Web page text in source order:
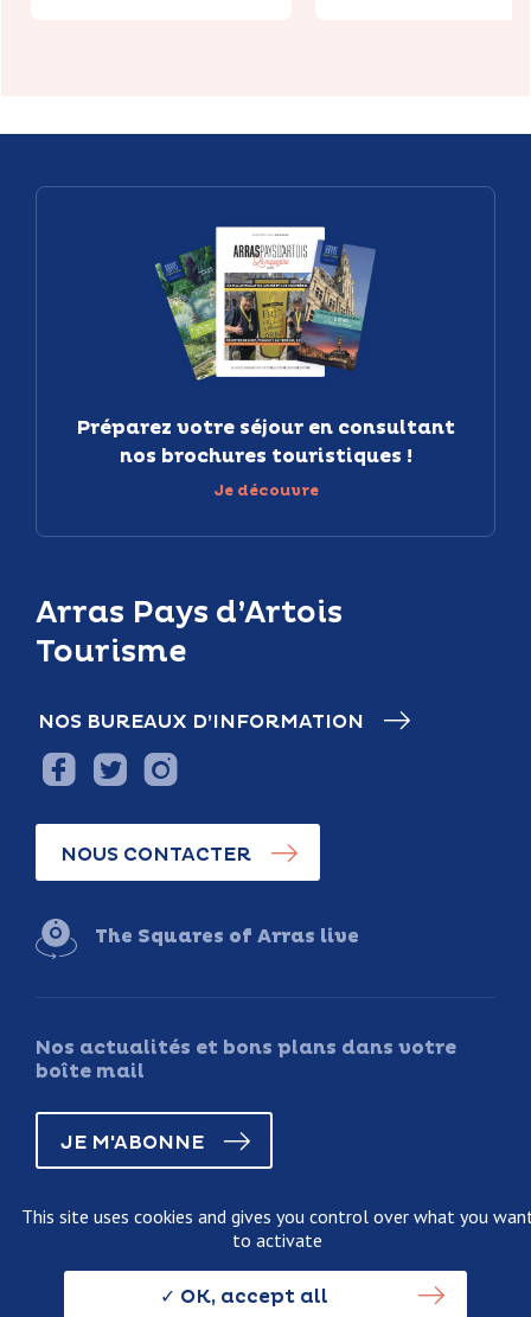
Arras Pays d’Artois
Tourisme
NOS BUREAUX D’INFORMATION
NOUS CONTACTER
The Squares of Arras live
Nos actualités et bons plans dans votre
boîte mail
JE M'ABONNE
Préparez votre séjour en consultant
nos brochures touristiques !
Je découvre
Personnal data usage policy
This site uses cookies and gives you control over what you
to activate
OK, accept all